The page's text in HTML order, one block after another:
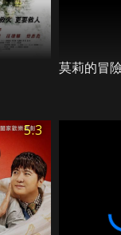
莫莉的冒
5.3